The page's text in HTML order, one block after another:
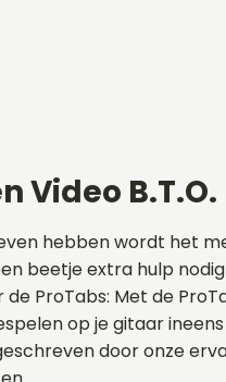
Video B.T.O.
hebben wordt het
beetje extra hulp
ProTabs: Met de
op je gitaar
door onze